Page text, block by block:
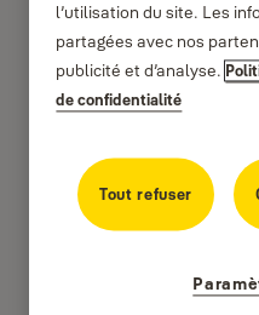
Caractéristiques:
Coffre fermé
Pêne dormant à quatre
Pêne demi-tour réversible
Bouts ronds optionnel
Finition en bicouche et
l’utilisation du site. Les
partagées avec nos
publicité et d’analyse.
de confidentialité
Tout refuser